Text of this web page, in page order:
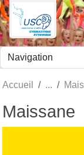
Accueil
Maissane
Panneau de